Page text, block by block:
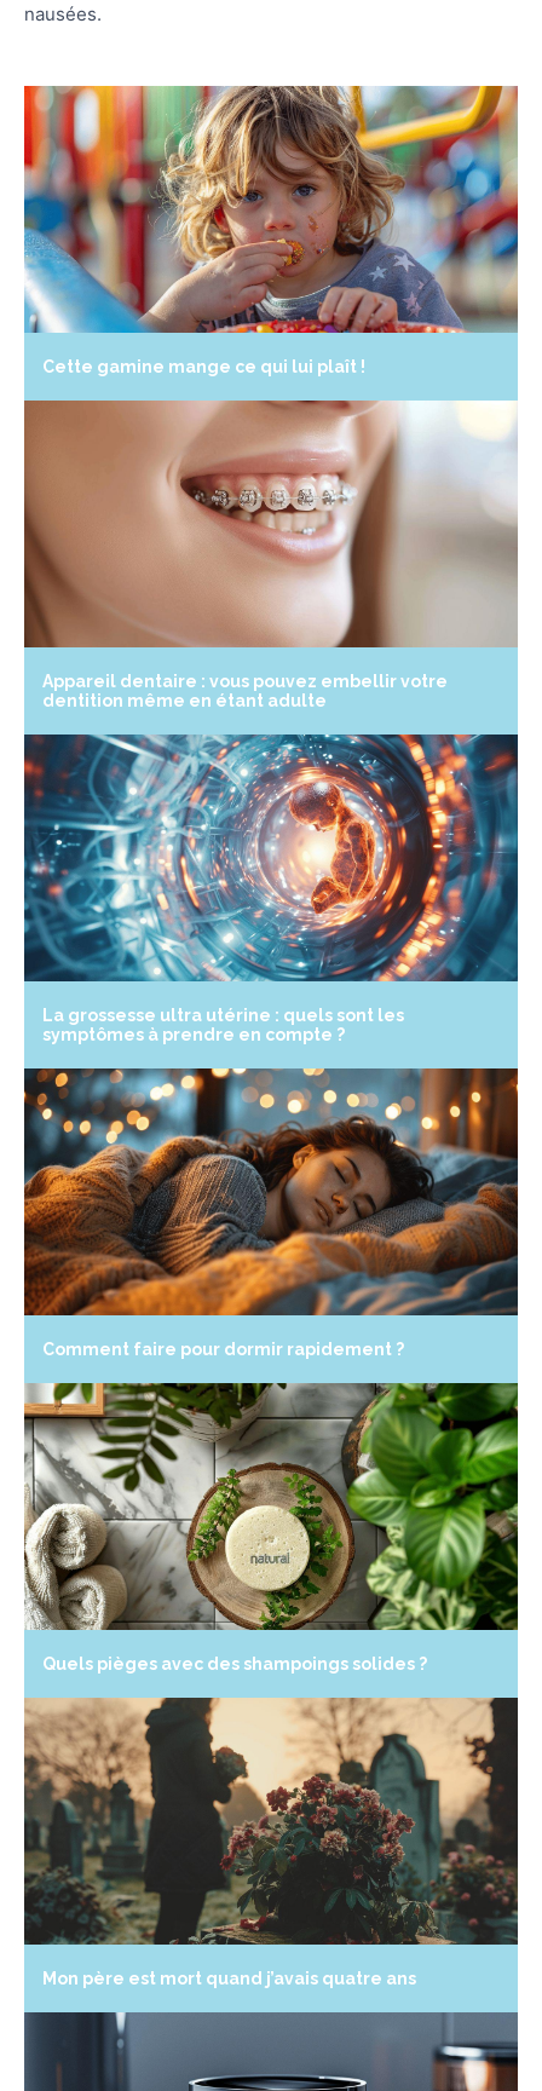
nausées.
Cette gamine mange ce qui lui plaît !
Appareil dentaire : vous pouvez embellir votre
dentition même en étant adulte
La grossesse ultra utérine : quels sont les
symptômes à prendre en compte ?
Comment faire pour dormir rapidement ?
Quels pièges avec des shampoings solides ?
Mon père est mort quand j’avais quatre ans